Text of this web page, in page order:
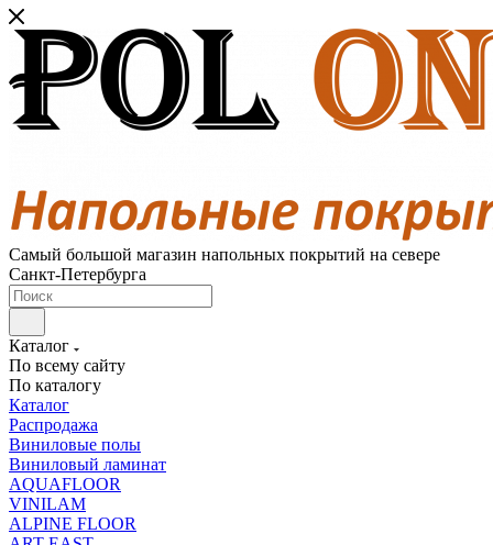
Самый большой магазин напольных покрытий на севере
Санкт-Петербурга
Каталог
По всему сайту
По каталогу
Каталог
Распродажа
Виниловые полы
Виниловый ламинат
AQUAFLOOR
VINILAM
ALPINE FLOOR